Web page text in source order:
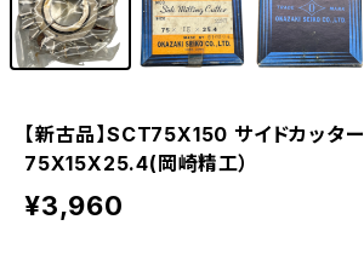
【新古品】SCT75X150 サイドカッター
75X15X25.4(岡崎精工）
¥3,960